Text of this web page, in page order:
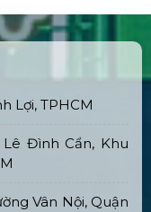
Lợi, TPHCM
Đình Cẩn, Khu
Vân Nội, Quận